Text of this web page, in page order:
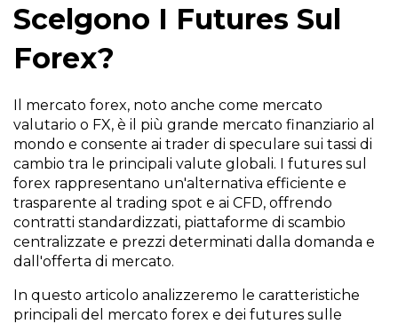
Scelgono I Futures Sul
Forex?
Il mercato forex, noto anche come mercato
valutario o FX, è il più grande mercato finanziario al
mondo e consente ai trader di speculare sui tassi di
cambio tra le principali valute globali. I futures sul
forex rappresentano un'alternativa efficiente e
trasparente al trading spot e ai CFD, offrendo
contratti standardizzati, piattaforme di scambio
centralizzate e prezzi determinati dalla domanda e
dall'offerta di mercato.
In questo articolo analizzeremo le caratteristiche
principali del mercato forex e dei futures sulle